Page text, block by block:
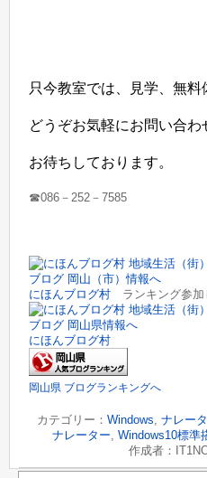
只今教室では、見学、無料
どうぞお気軽にお問い合わ
お待ちしております。
☎086－252－7585
にほんブログ村 ランキング参加
にほんブログ村
岡山県 ブログランキングへ
カテゴリー： Windows ナレー
ナレーター Windows10標準
作成者：